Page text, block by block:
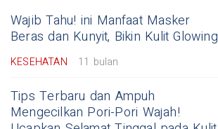
Wajib Tahu! ini Manfaat Masker
Beras dan Kunyit, Bikin Kulit Glowing
KESEHATAN 11 bulan
Tips Terbaru dan Ampuh
Mengecilkan Pori-Pori Wajah!